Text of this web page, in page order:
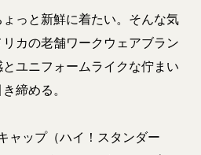
っと新鮮に着たい。そんな気
カの老舗ワークウェアブラン
ユニフォームライクな佇まい
締める。
ャップ（ハイ！スタンダー